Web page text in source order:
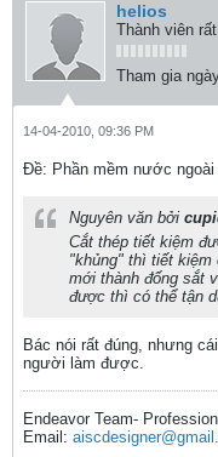
helios
Thành viên
Tham gia
14-04-2010, 09:36 PM
Ðề: Phần mềm nước
Nguyên văn bởi
Cắt thép tiết kiệm
"khủng" thì tiết kiệm
mới thành đống sắt
được thì có thể tận
Bác nói rất đúng, nhưng
người làm được.
Endeavor Team-
Email: